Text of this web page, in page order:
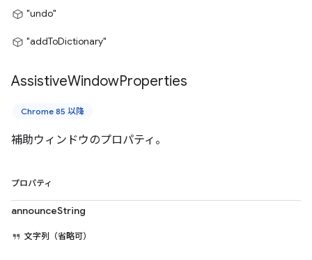
"undo"
"addToDictionary"
AssistiveWindowProperties
Chrome 85 以降
補助ウィンドウのプロパティ。
プロパティ
announceString
文字列（省略可）